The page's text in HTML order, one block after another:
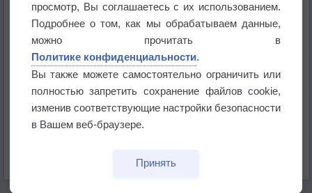
Приложение построит маршрут через тень
Атмосфера начала замерзать
В Приморье обнаружены морские волны тепла
просмотр, Вы соглашаетесь с их использованием.
Подробнее о том, как мы обрабатываем данные,
можно прочитать в
Политике конфиденциальности.
Вы также можете самостоятельно ограничить или
полностью запретить сохранение файлов cookie,
изменив соответствующие настройки безопасности
в Вашем веб-браузере.
Принять